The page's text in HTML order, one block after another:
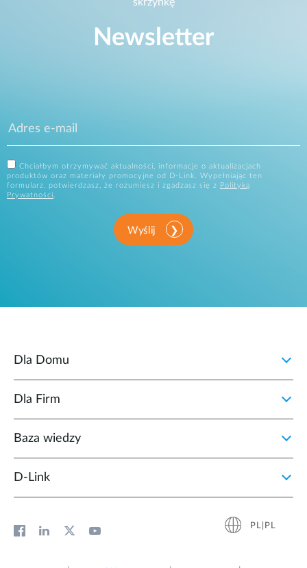
skrzynkę
Newsletter
Chciałbym otrzymywać aktualności, informacje o aktualizacjach
produktów oraz materiały promocyjne od D-Link. Wypełniając ten
formularz, potwierdzasz, że rozumiesz i zgadzasz się z
Polityką
Prywatności.
Wyślij
Dla Domu
Dla Firm
Baza wiedzy
D‑Link
PL|PL